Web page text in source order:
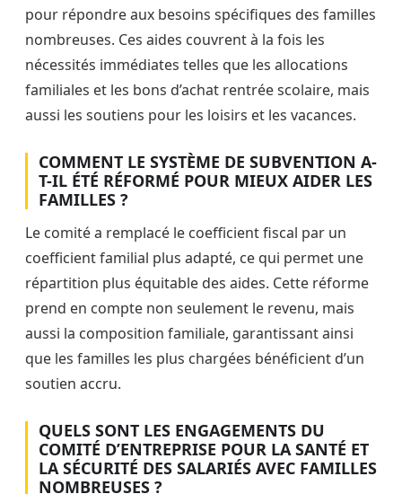
pour répondre aux besoins spécifiques des familles
nombreuses. Ces aides couvrent à la fois les
nécessités immédiates telles que les allocations
familiales et les bons d’achat rentrée scolaire, mais
aussi les soutiens pour les loisirs et les vacances.
COMMENT LE SYSTÈME DE SUBVENTION A-
T-IL ÉTÉ RÉFORMÉ POUR MIEUX AIDER LES
FAMILLES ?
Le comité a remplacé le coefficient fiscal par un
coefficient familial plus adapté, ce qui permet une
répartition plus équitable des aides. Cette réforme
prend en compte non seulement le revenu, mais
aussi la composition familiale, garantissant ainsi
que les familles les plus chargées bénéficient d’un
soutien accru.
QUELS SONT LES ENGAGEMENTS DU
COMITÉ D’ENTREPRISE POUR LA SANTÉ ET
LA SÉCURITÉ DES SALARIÉS AVEC FAMILLES
NOMBREUSES ?